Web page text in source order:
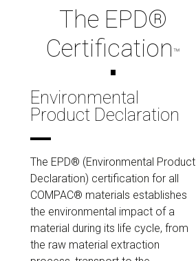
The EPD®
Certification™
Environmental
Product Declaration
The EPD® (Environmental Product
Declaration) certification for all
COMPAC® materials establishes
the environmental impact of a
material during its life cycle, from
the raw material extraction